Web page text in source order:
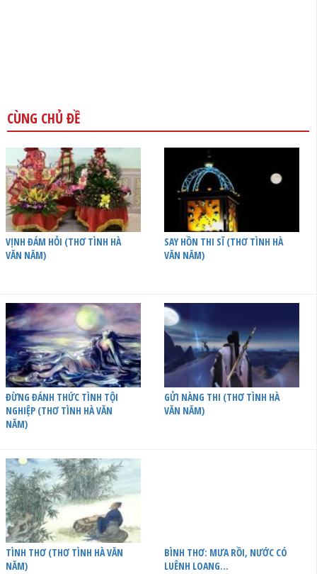
CÙNG CHỦ ĐỀ
VỊNH ĐÁM HỎI (THƠ TÌNH HÀ
VĂN NĂM)
SAY HỒN THI SĨ (THƠ TÌNH HÀ
VĂN NĂM)
ĐỪNG ĐÁNH THỨC TÌNH TỘI
NGHIỆP (THƠ TÌNH HÀ VĂN
NĂM)
GỬI NÀNG THI (THƠ TÌNH HÀ
VĂN NĂM)
TÌNH THƠ (THƠ TÌNH HÀ VĂN
NĂM)
BÌNH THƠ: MƯA RỒI, NƯỚC CÓ
LUÊNH LOANG…